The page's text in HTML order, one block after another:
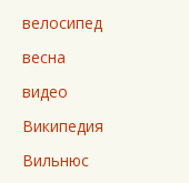
велосипед
весна
видео
Википедия
Вильнюс